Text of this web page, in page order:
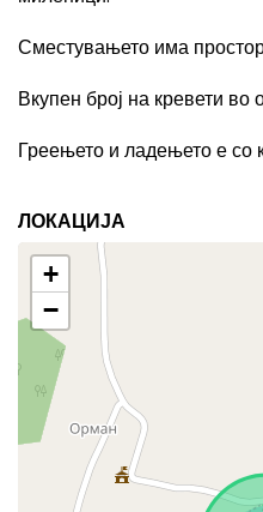
Сместувањето има
Вкупен број на кревети во
Греењето и ладењето е со
ЛОКАЦИЈА
+
−